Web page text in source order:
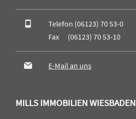
Telefon (06123) 70 53-0
Fax (06123) 70 53-10
E-Mail an uns
MILLS IMMOBILIEN WIESBADEN